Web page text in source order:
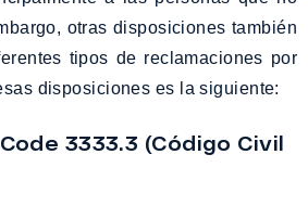
otras disposiciones también
tipos de reclamaciones por
disposiciones es la siguiente:
3333.3 (Código Civil